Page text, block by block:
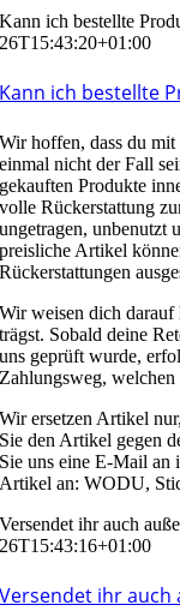
Kann ich bestellte
26T15:43:20+01:00
Kann ich bestellte
Wir hoffen, dass du
einmal nicht der Fall
gekauften Produkte
volle Rückerstattung
ungetragen, unbenutzt
preisliche Artikel
Rückerstattungen
Wir weisen dich
trägst. Sobald deine
uns geprüft wurde,
Zahlungsweg,
Wir ersetzen Artikel
Sie den Artikel gegen
Sie uns eine E-Mail an
Artikel an: WODU,
Versendet ihr auch
26T15:43:16+01:00
Versendet ihr auch